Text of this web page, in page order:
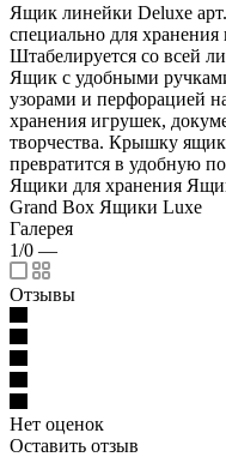
Ящик линейки Deluxe
специально для
Штабелируется со всей
Ящик с удобными
узорами и перфорацией
хранения игрушек,
творчества. Крышку
превратится в удобную
Ящики для хранения
Grand Box Ящики Luxe
Галерея
1/0 —
Отзывы
Нет оценок
Оставить отзыв